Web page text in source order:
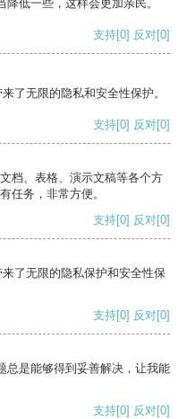
低一些，这样会更加亲民。
支持[0] 反对[0]
了无限的隐私和安全性保护。
支持[0] 反对[0]
档、表格、演示文稿等各个方
任务，非常方便。
支持[0] 反对[0]
了无限的隐私保护和安全性保
支持[0] 反对[0]
总是能够得到妥善解决，让我能
支持[0] 反对[0]